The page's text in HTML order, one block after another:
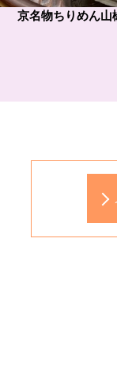
京名物ちりめん山